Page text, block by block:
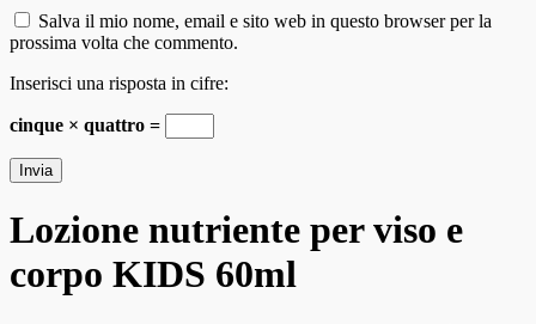
Salva il mio nome, email e sito web in questo browser per la
prossima volta che commento.
Inserisci una risposta in cifre:
cinque × quattro =
Lozione nutriente per viso e
corpo KIDS 60ml